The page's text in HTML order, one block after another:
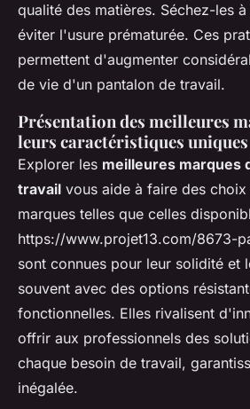
qualité des matières. Séchez-les
éviter l'usure prématurée. Ces
permettent d'augmenter
de vie d'un pantalon de travail.
Présentation des meilleures
leurs caractéristiques uniques
Explorer les meilleures marques
travail vous aide à faire des
marques telles que celles
https://www.projet13.com/8673-
sont connues pour leur solidité et
souvent avec des options
fonctionnelles. Elles rivalisent
offrir aux professionnels des
chaque besoin de travail,
inégalée.